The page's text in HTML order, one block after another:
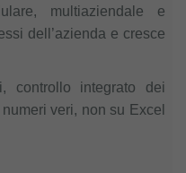
multiaziendale e
dell’azienda e cresce
controllo integrato dei
veri, non su Excel